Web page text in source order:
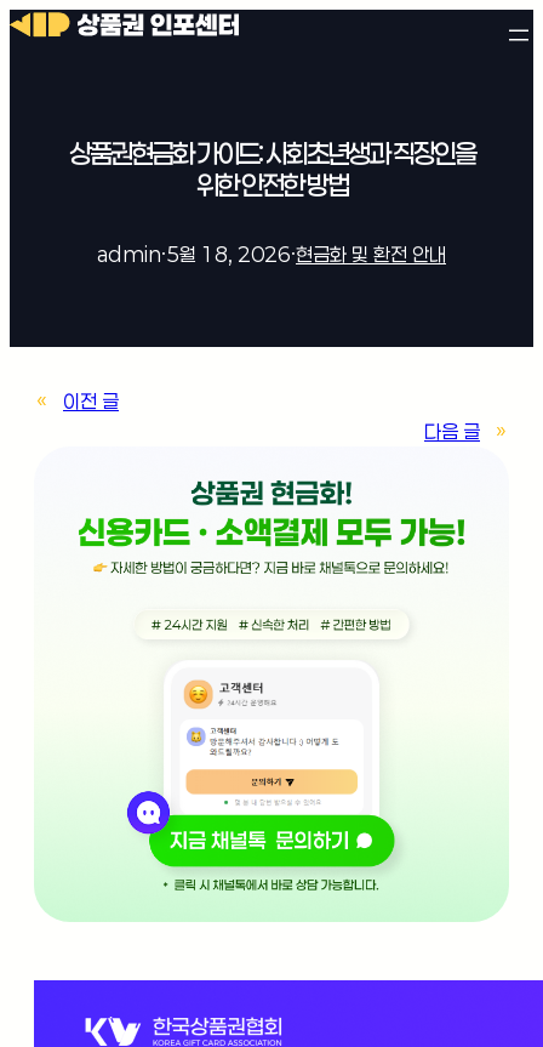
상품권현금화 가이드: 사회초년생과 직장인을
위한 안전한 방법
admin·5월 18, 2026·현금화 및 환전 안내
«
이전 글
다음 글
»